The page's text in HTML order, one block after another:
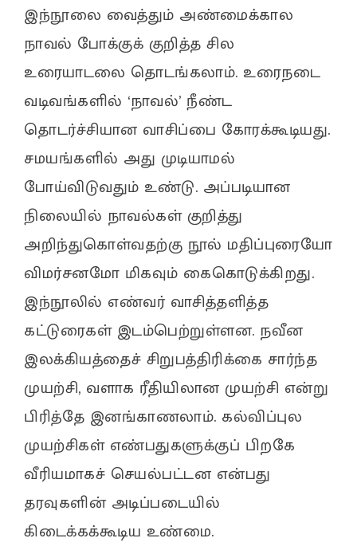
இந்நூலை வைத்தும் அண்மைக்கால
நாவல் போக்குக் குறித்த சில
உரையாடலை தொடங்கலாம். உரைநடை
வடிவங்களில் ‘நாவல்’ நீண்ட
தொடர்ச்சியான வாசிப்பை கோரக்கூடியது.
சமயங்களில் அது முடியாமல்
போய்விடுவதும் உண்டு. அப்படியான
நிலையில் நாவல்கள் குறித்து
அறிந்துகொள்வதற்கு நூல் மதிப்புரையோ
விமர்சனமோ மிகவும் கைகொடுக்கிறது.
இந்நூலில் எண்வர் வாசித்தளித்த
கட்டுரைகள் இடம்பெற்றுள்ளன. நவீன
இலக்கியத்தைச் சிறுபத்திரிக்கை சார்ந்த
முயற்சி, வளாக ரீதியிலான முயற்சி என்று
பிரித்தே இனங்காணலாம். கல்விப்புல
முயற்சிகள் எண்பதுகளுக்குப் பிறகே
வீரியமாகச் செயல்பட்டன என்பது
தரவுகளின் அடிப்படையில்
கிடைக்கக்கூடிய உண்மை.